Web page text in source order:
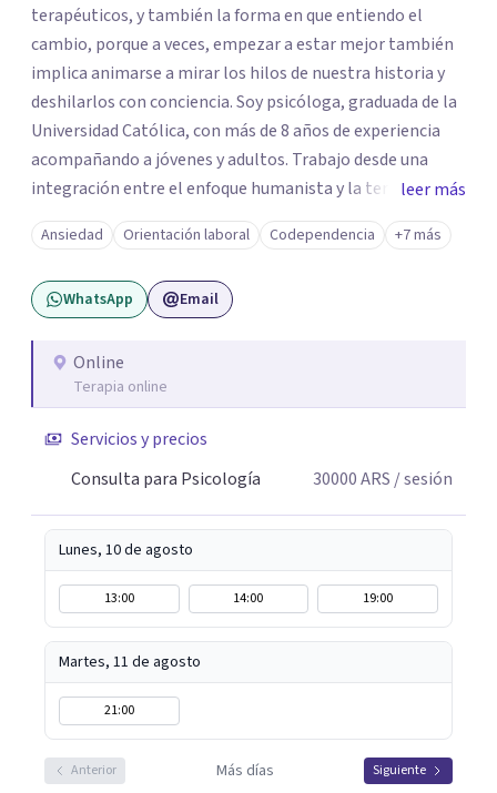
terapéuticos, y también la forma en que entiendo el
cambio, porque a veces, empezar a estar mejor también
implica animarse a mirar los hilos de nuestra historia y
deshilarlos con conciencia. Soy psicóloga, graduada de la
Universidad Católica, con más de 8 años de experiencia
acompañando a jóvenes y adultos. Trabajo desde una
integración entre el enfoque humanista y la terapia
cognitivo-conductual (TCC), combinando una escucha
profunda, empática y sin juicios, con herramientas con
herramientas psicológicas que ayudan a reconocer
patrones, resignificar experiencias y construir cambios
puedas no solo sentirte escuchado/a, sino también
comprender lo que te pasa, identificar patrones que
afrontarlo.
leer más
Ansiedad Orientación laboral Codependencia +7 más
WhatsApp Email
Online
Terapia online
Servicios y precios
Consulta para Psicología
30000ARS / sesión
Lunes, 10 de agosto
13:00 14:00 19:00
Martes, 11 de agosto
21:00
Anterior Más días Siguiente